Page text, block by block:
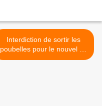
Interdiction de sortir les
poubelles pour le nouvel an
2022 à Aulnay-sous-Bois >